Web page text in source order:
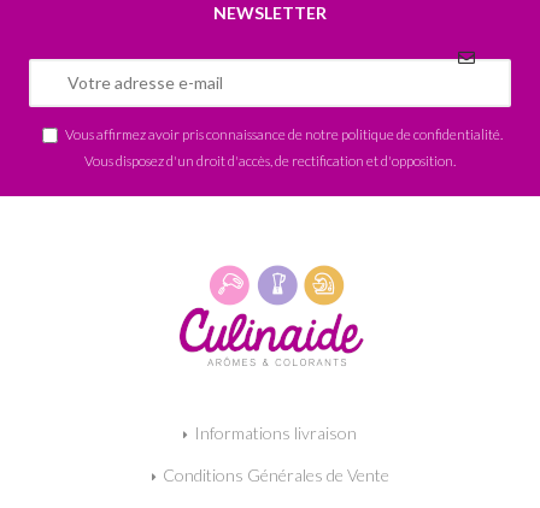
NEWSLETTER
Vous affirmez avoir pris connaissance de notre politique de confidentialité
Vous disposez d'un droit d'accès, de rectification et d'opposition.
Informations livraison
Conditions Générales de Vente